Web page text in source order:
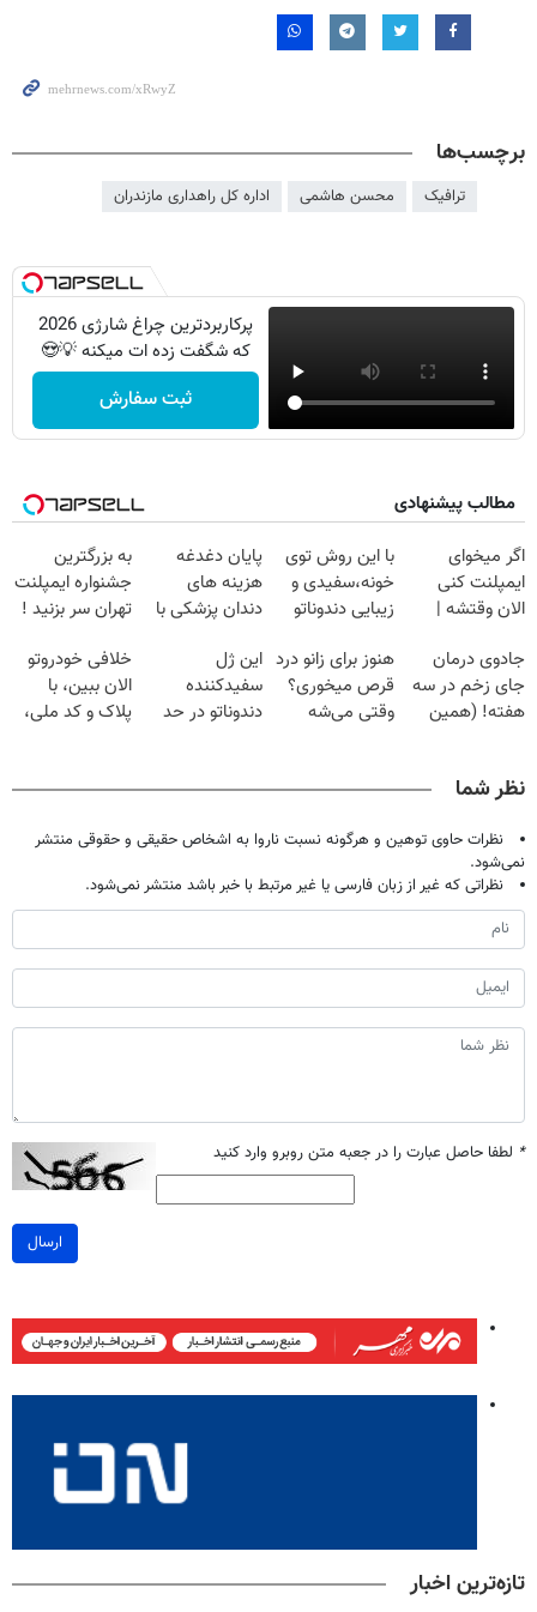
برچسب‌ها
ترافیک محسن هاشمی اداره کل راهداری مازندران
پرکاربردترین چراغ شارژی 2026
که شگفت زده ات میکنه 💡😍
ثبت سفارش
مطالب پیشنهادی
اگر میخوای
ایمپلنت کنی
الان وقتشه |
میلیون تومان!!!
با این روش توی
خونه،سفیدی و
زیبایی دندوناتو
(40%off)
پایان دغدغه
هزینه های
دندان پزشکی با
خانگی
به بزرگترین
جشنواره ایمپلنت
تهران سر بزنید !
میلیون !
جادوی درمان
جای زخم در سه
هفته! (همین
هنوز برای زانو درد
قرص میخوری؟
وقتی می‌شه
این ژل
سفیدکننده
دندوناتو در حد
(40%تخفیف)
خلافی خودروتو
الان ببین، با
پلاک و کد ملی،
نظر شما
نظرات حاوی توهین و هرگونه نسبت ناروا به اشخاص حقیقی و حقوقی منتشر
نمی‌شود.
نظراتی که غیر از زبان فارسی یا غیر مرتبط با خبر باشد منتشر نمی‌شود.
* لطفا حاصل عبارت را در جعبه متن روبرو وارد کنید
ارسال
تازه‌ترین اخبار